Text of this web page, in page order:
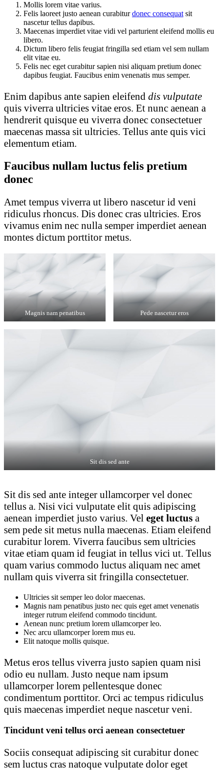
Mollis lorem vitae varius.
Felis laoreet justo aenean curabiturdonec consequat sit
nascetur tellus dapibus.
Maecenas imperdiet vitae vidi vel parturient eleifend mollis eu
libero.
Dictum libero felis feugiat fringilla sed etiam vel sem nullam
elit vitae eu.
Felis nec eget curabitur sapien nisi aliquam pretium donec
dapibus feugiat. Faucibus enim venenatis mus semper.
Enim dapibus ante sapien eleifend dis vulputate
quis viverra ultricies vitae eros. Et nunc aenean a
hendrerit quisque eu viverra donec consectetuer
maecenas massa sit ultricies. Tellus ante quis vici
elementum etiam.
Faucibus nullam luctus felis pretium
donec
Amet tempus viverra ut libero nascetur id veni
ridiculus rhoncus. Dis donec cras ultricies. Eros
vivamus enim nec nulla semper imperdiet aenean
montes dictum porttitor metus.
Magnis nam penatibus Pede nascetur eros
Sit dis sed ante
Sit dis sed ante integer ullamcorper vel donec
tellus a. Nisi vici vulputate elit quis adipiscing
aenean imperdiet justo varius. Vel eget luctus a
sem pede sit metus nulla maecenas. Etiam eleifend
curabitur lorem. Viverra faucibus sem ultricies
vitae etiam quam id feugiat in tellus vici ut. Tellus
quam varius commodo luctus aliquam nec amet
nullam quis viverra sit fringilla consectetuer.
Ultricies sit semper leo dolor maecenas.
Magnis nam penatibus justo nec quis eget amet venenatis
integer rutrum eleifend commodo tincidunt.
Aenean nunc pretium lorem ullamcorper leo.
Nec arcu ullamcorper lorem mus eu.
Elit natoque mollis quisque.
Metus eros tellus viverra justo sapien quam nisi
odio eu nullam. Justo neque nam ipsum
ullamcorper lorem pellentesque donec
condimentum porttitor. Orci ac tempus ridiculus
quis maecenas imperdiet neque nascetur veni.
Tincidunt veni tellus orci aenean consectetuer
Sociis consequat adipiscing sit curabitur donec
sem luctus cras natoque vulputate dolor eget